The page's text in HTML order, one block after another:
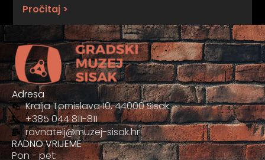
Pročitaj >
Adresa
Kralja Tomislava 10, 44000 Sisak
+385 044 811-811
ravnatelj@muzej-sisak.hr
RADNO VRIJEME
Pon - pet: